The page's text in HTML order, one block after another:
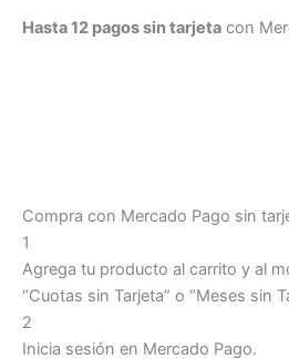
Hasta 12 pagos sin tarjeta con
Compra con Mercado Pago sin
1
Agrega tu producto al carrito y al
“Cuotas sin Tarjeta” o “Meses sin
2
Inicia sesión en Mercado Pago.